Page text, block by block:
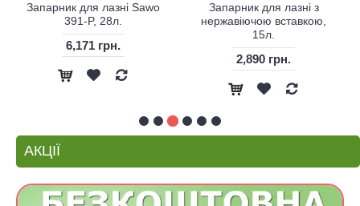
Запарник для лазні Sawo
391-P, 28л.
6,171 грн.
Запарник для лазні з
нержавіючою вставкою,
15л.
2,890 грн.
АКЦІЇ